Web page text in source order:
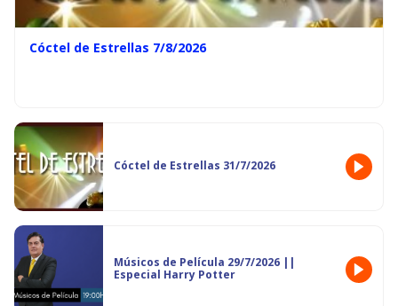
Cóctel de Estrellas 7/8/2026
Cóctel de Estrellas 31/7/2026
Músicos de Película 29/7/2026 ||
Especial Harry Potter